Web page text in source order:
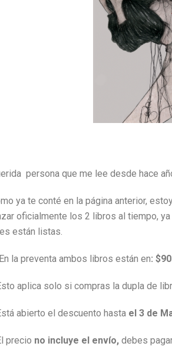
persona que me lee desde hace
ya te conté en la página anterior,
oficialmente los 2 libros al tiempo,
están listas.
la preventa ambos libros están en:
aplica solo si compras la dupla de
abierto el descuento hasta el 3 de
precio no incluye el envío, debes